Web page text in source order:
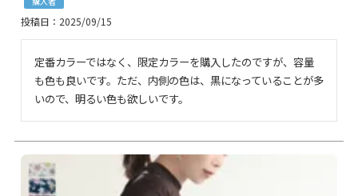
投稿日 2025/09/15
定番カラーではなく、限定カラーを購入したのですが、容量
も色も良いです。ただ、内側の色は、黒になっていることが多
いので、明るい色も欲しいです。